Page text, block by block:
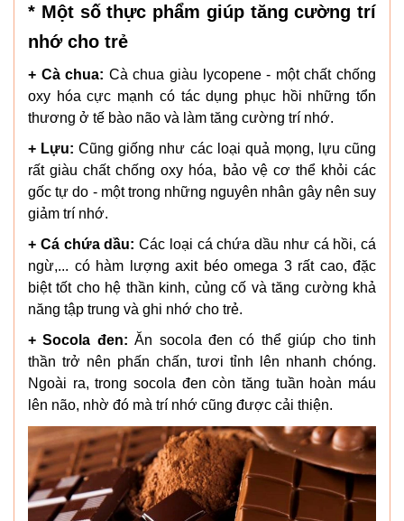
* Một số thực phẩm giúp tăng cường trí
nhớ cho trẻ
+ Cà chua: Cà chua giàu lycopene - một chất chống
oxy hóa cực mạnh có tác dụng phục hồi những tổn
thương ở tế bào não và làm tăng cường trí nhớ.
+ Lựu: Cũng giống như các loại quả mọng, lựu cũng
rất giàu chất chống oxy hóa, bảo vệ cơ thể khỏi các
gốc tự do - một trong những nguyên nhân gây nên suy
giảm trí nhớ.
+ Cá chứa dầu: Các loại cá chứa dầu như cá hồi, cá
ngừ,... có hàm lượng axit béo omega 3 rất cao, đặc
biệt tốt cho hệ thần kinh, củng cố và tăng cường khả
năng tập trung và ghi nhớ cho trẻ.
+ Socola đen: Ăn socola đen có thể giúp cho tinh
thần trở nên phấn chấn, tươi tỉnh lên nhanh chóng.
Ngoài ra, trong socola đen còn tăng tuần hoàn máu
lên não, nhờ đó mà trí nhớ cũng được cải thiện.